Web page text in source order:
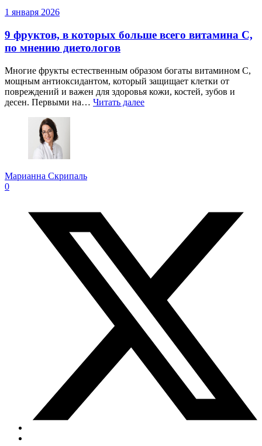
1 января 2026
9 фруктов, в которых больше всего витамина С,
по мнению диетологов
Многие фрукты естественным образом богаты витамином С,
мощным антиоксидантом, который защищает клетки от
повреждений и важен для здоровья кожи, костей, зубов и
десен. Первыми на… Читать далее
Марианна Скрипаль
0